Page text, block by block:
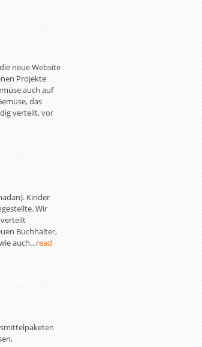
neue Website
Projekte
auch auf
das
verteilt, vor
Kinder
Wir
verteilt
Buchhalter,
auch…read